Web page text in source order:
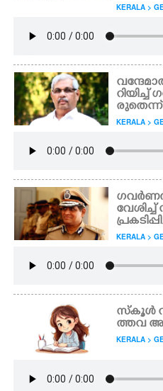
KERALA >
രുതെന്ന്
KERALA >
വേശിച്ച്
KERALA >
സ്കൂൾ
ത്തവ
KERALA >